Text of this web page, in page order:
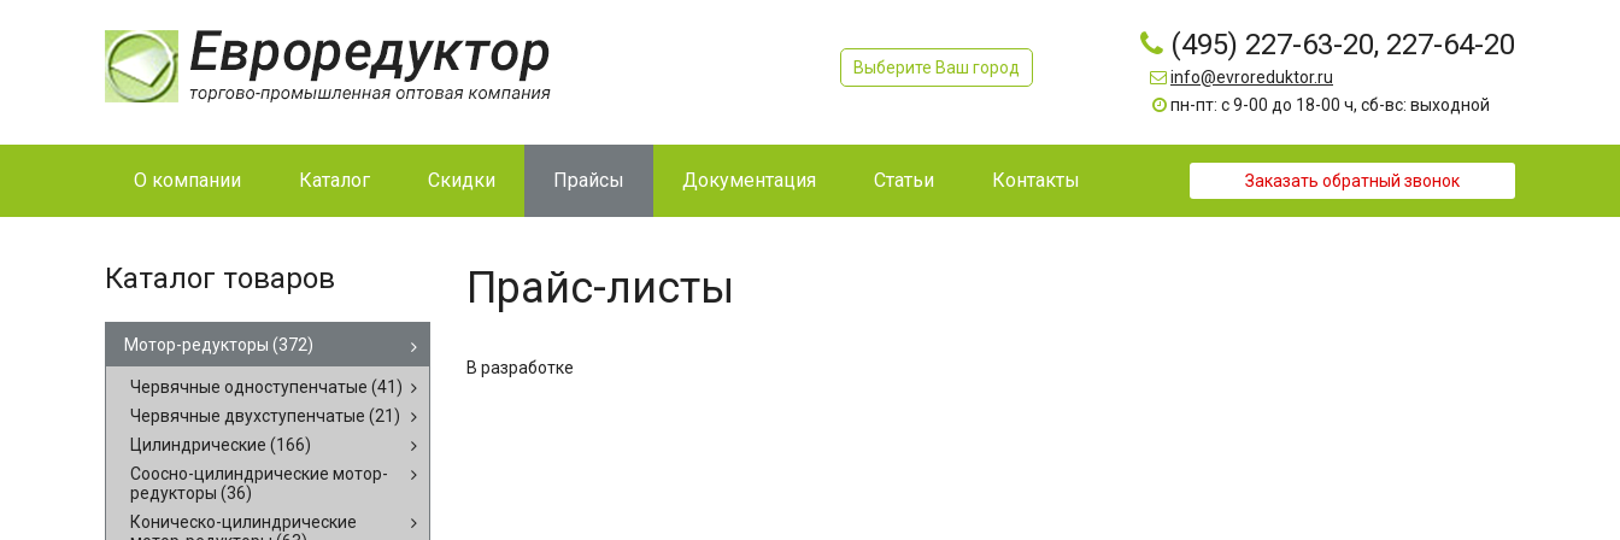
Выберите Ваш город
(495) 227-63-20, 227-64-20
info@evroreduktor.ru
пн-пт: с 9-00 до 18-00 ч, сб-вс: выходной
О компании Каталог Скидки Прайсы Документация Статьи Контакты Заказать обратный звонок
Каталог товаров
Мотор-редукторы (372)
Червячные одноступенчатые (41)
Червячные двухступенчатые (21)
Цилиндрические (166)
Соосно-цилиндрические мотор-
редукторы (36)
Коническо-цилиндрические
Прайс-листы
В разработке